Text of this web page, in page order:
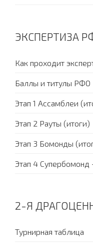
ЭКСПЕРТИЗА
Как проходит
Баллы и титулы РФО
Этап 1 Ассамблеи
Этап 2 Рауты (итоги)
Этап 3 Бомонды
Этап 4 Супербомонд
2-Я
Турнирная таблица